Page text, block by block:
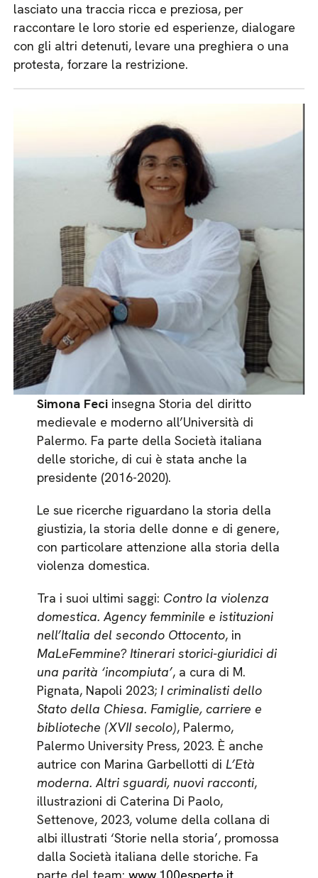
lasciato una traccia ricca e preziosa, per
raccontare le loro storie ed esperienze, dialogare
con gli altri detenuti, levare una preghiera o una
protesta, forzare la restrizione.
Simona Feciinsegna Storia del diritto
medievale e moderno all’Università di
Palermo. Fa parte della Società italiana
delle storiche, di cui è stata anche la
presidente (2016-2020).
Le sue ricerche riguardano la storia della
giustizia, la storia delle donne e di genere,
con particolare attenzione alla storia della
violenza domestica.
Tra i suoi ultimi saggi: Contro la violenza
domestica. Agency femminile e istituzioni
nell’Italia del secondo Ottocento, in
MaLeFemmine? Itinerari storici-giuridici di
una parità ‘incompiuta’, a cura di M.
Pignata, Napoli 2023; I criminalisti dello
Stato della Chiesa. Famiglie, carriere e
biblioteche (XVII secolo), Palermo,
Palermo University Press, 2023. È anche
autrice con Marina Garbellotti di L’Età
moderna. Altri sguardi, nuovi racconti,
illustrazioni di Caterina Di Paolo,
Settenove, 2023, volume della collana di
albi illustrati ‘Storie nella storia’, promossa
dalla Società italiana delle storiche. Fa
parte del team: www.100esperte.it